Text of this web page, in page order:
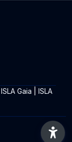
ISLA Gaia
ISLA